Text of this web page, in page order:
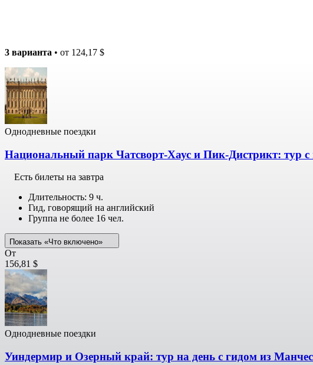
3 варианта • от 124,17 $
Однодневные поездки
Национальный парк Чатсворт-Хаус и Пик-Дистрикт: тур с
Есть билеты на завтра
Длительность: 9 ч.
Гид, говорящий на английский
Группа не более 16 чел.
Показать «Что включено»
От
156,81 $
Однодневные поездки
Уиндермир и Озерный край: тур на день с гидом из